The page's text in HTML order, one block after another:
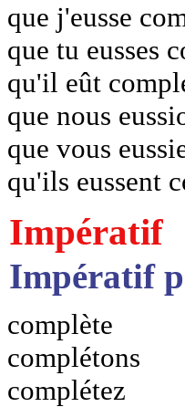
que j'eusse
que tu eusses
qu'il eût
que nous
que vous
qu'ils eussent
Impératif
Impératif
complète
complétons
complétez